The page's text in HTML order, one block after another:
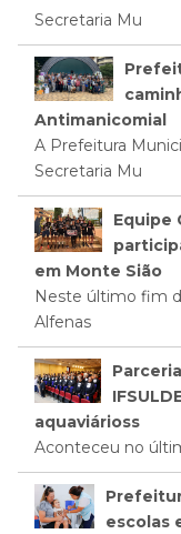
Secretaria Mu
Antimanicomial
A Prefeitura
Secretaria Mu
Equipe
em Monte Sião
Neste último fim
Alfenas
aquaviárioss
Aconteceu no
escolas